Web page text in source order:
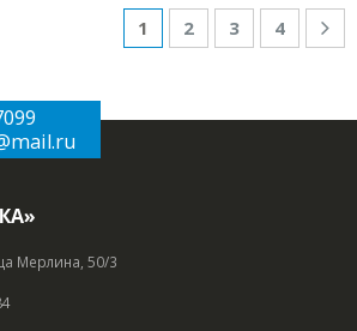
1 2 3 4
Мерлина, 50/3